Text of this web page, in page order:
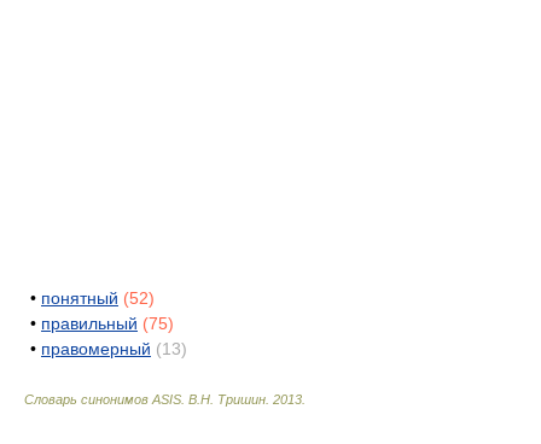
• понятный (52)
• правильный (75)
• правомерный (13)
Словарь синонимов ASIS. В.Н. Тришин 2013